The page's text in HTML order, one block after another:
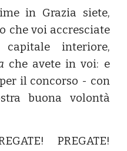
in Grazia siete,
che voi accresciate
interiore,
che avete in voi: e
il concorso - con
buona volontà
PREGATE!